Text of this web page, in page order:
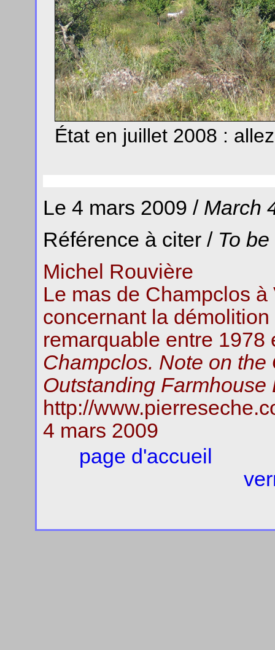
État en juillet 2008 :
Le 4 mars 2009 / March
Référence à citer / To
Michel Rouvière
Le mas de Champclos
concernant la
remarquable entre 1978
Champclos. Note on
Outstanding
http://
4 mars 2009
page d'accueil